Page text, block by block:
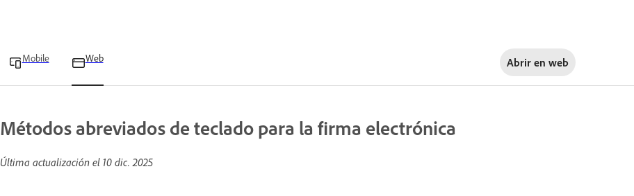
Mobile Web Abrir en web
Métodos abreviados de teclado para la firma electrónica
Última actualización el 10 dic. 2025